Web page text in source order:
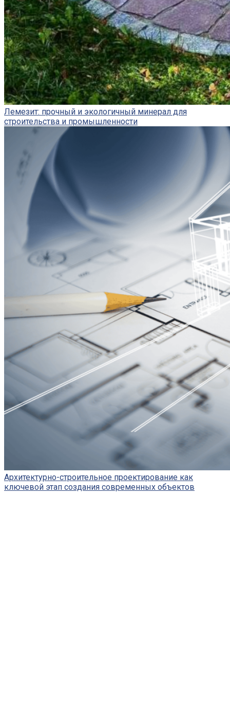
Лемезит: прочный и экологичный минерал для
строительства и промышленности
Архитектурно-строительное проектирование как
ключевой этап создания современных объектов